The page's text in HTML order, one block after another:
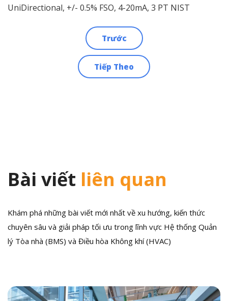
UniDirectional, +/- 0.5% FSO, 4-20mA, 3 PT NIST
Trước
Tiếp Theo
Bài viết liên quan
Khám phá những bài viết mới nhất về xu hướng, kiến thức
chuyên sâu và giải pháp tối ưu trong lĩnh vực Hệ thống Quản
lý Tòa nhà (BMS) và Điều hòa Không khí (HVAC)